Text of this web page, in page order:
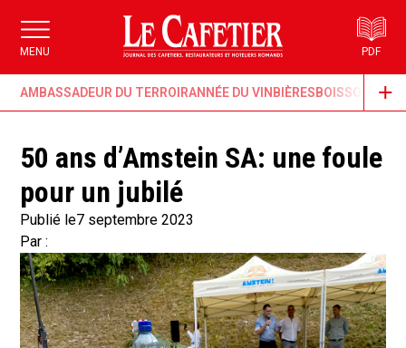
MENU PDF
AMBASSADEUR DU TERROIRANNÉE DU VINBIÈRESBOISSONS &
50 ans d’Amstein SA: une foule
pour un jubilé
Publié le7 septembre 2023
Par :